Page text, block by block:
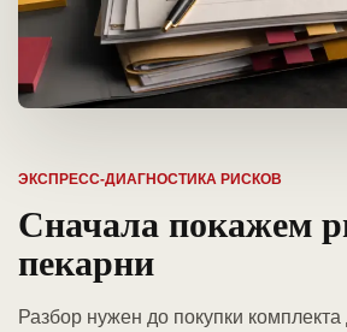
ЭКСПРЕСС-ДИАГНОСТИКА РИСКОВ
Сначала покажем
пекарни
Разбор нужен до покупки